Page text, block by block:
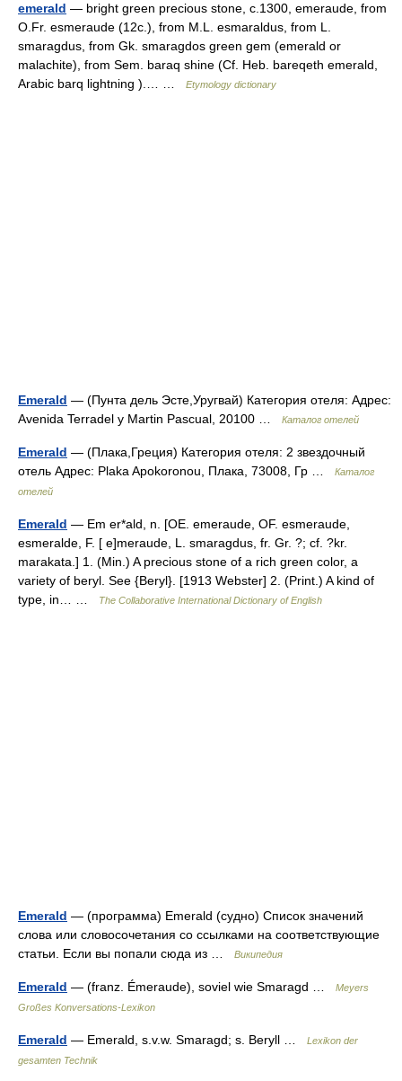
emerald — bright green precious stone, c.1300, emeraude, from
O.Fr. esmeraude (12c.), from M.L. esmaraldus, from L.
smaragdus, from Gk. smaragdos green gem (emerald or
malachite), from Sem. baraq shine (Cf. Heb. bareqeth emerald,
Arabic barq lightning ).… …
Etymology dictionary
Emerald — (Пунта дель Эсте,Уругвай) Категория отеля: Адрес:
Avenida Terradel y Martin Pascual, 20100 …
Каталог отелей
Emerald — (Плака,Греция) Категория отеля: 2 звездочный
отель Адрес: Plaka Apokoronou, Плака, 73008, Гр …
Каталог
отелей
Emerald — Em er*ald, n. [OE. emeraude, OF. esmeraude,
esmeralde, F. [ e]meraude, L. smaragdus, fr. Gr. ?; cf. ?kr.
marakata.] 1. (Min.) A precious stone of a rich green color, a
variety of beryl. See {Beryl}. [1913 Webster] 2. (Print.) A kind of
type, in… …
The Collaborative International Dictionary of English
Emerald — (программа) Emerald (судно) Список значений
слова или словосочетания со ссылками на соответствующие
статьи. Если вы попали сюда из …
Википедия
Emerald — (franz. Émeraude), soviel wie Smaragd …
Meyers
Großes Konversations-Lexikon
Emerald — Emerald, s.v.w. Smaragd; s. Beryll …
Lexikon der
gesamten Technik